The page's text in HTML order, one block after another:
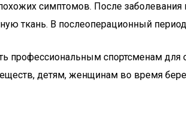
симптомов. После
ткань. В послеоперационный
профессиональным спортсменам
детям, женщинам во время